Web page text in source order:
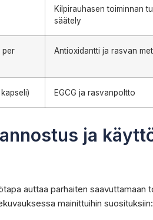
Kilpirauhasen toiminnan
säätely
per
Antioxidantti ja rasvan
EGCG ja rasvanpoltto
ja
auttaa parhaiten saavuttamaan
mainittuihin suosituksiin: